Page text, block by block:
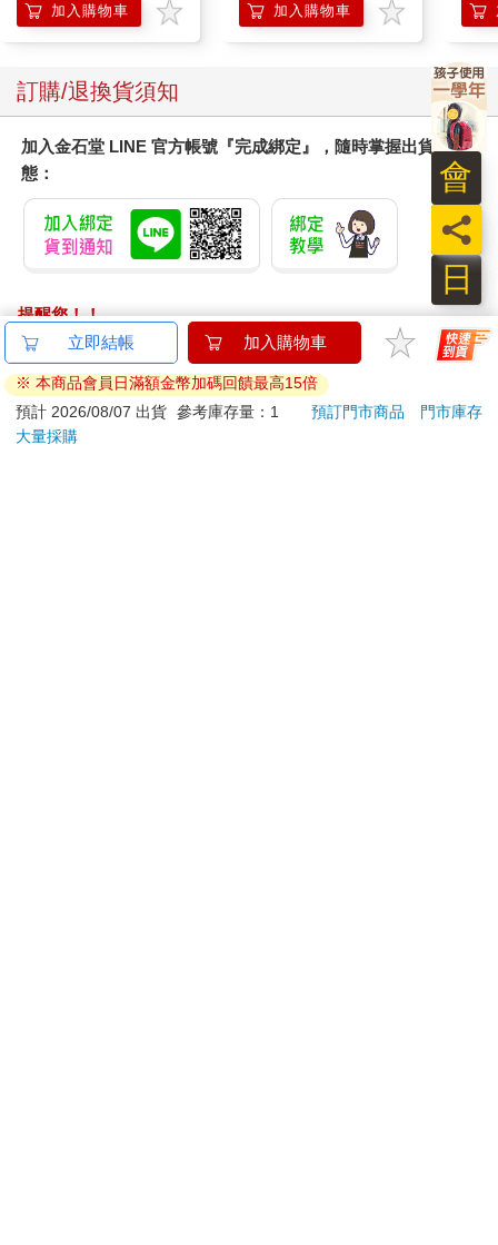
加入購物車 加入購物車
訂購/退換貨須知
加入金石堂 LINE 官方帳號『完成綁定』，隨時掌握出貨動
態：
提醒您！！
金石堂及銀行均不會請您操作ATM! 如接獲電話要求您前往
ATM提款機，請不要聽從指示，以免受騙上當！
退換貨須知：
**提醒您，鑑賞期不等於試用期，退回商品須為全新狀態**
立即結帳 加入購物車
※ 本商品會員日滿額金幣加碼回饋最高15倍
預計 2026/08/07 出貨 參考庫存量：1 預訂門市商品
門市庫存
大量採購
日
員
會